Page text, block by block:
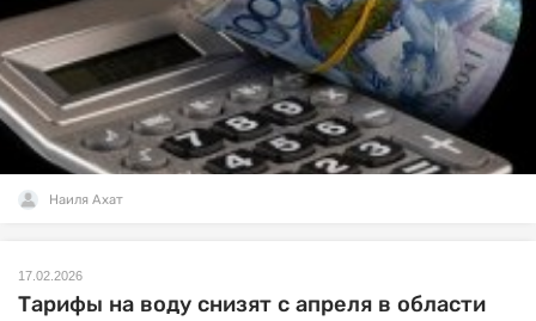
Наиля Ахат
17.02.2026
Тарифы на воду снизят с апреля в области